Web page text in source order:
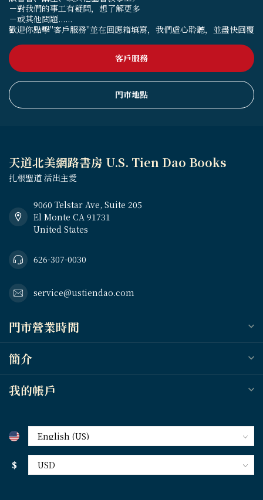
－對我們的事工有疑問，想了解更多
－或其他問題......
歡迎你點擊"客戶服務"並在回應箱填寫，我們虛心聆聽，並盡快回覆
客戶服務
門市地點
天道北美網路書房 U.S. Tien Dao Books
扎根聖道 活出主愛
9060 Telstar Ave, Suite 205
El Monte CA 91731
United States
626-307-0030
service@ustiendao.com
門市營業時間
簡介
我的帳戶
$